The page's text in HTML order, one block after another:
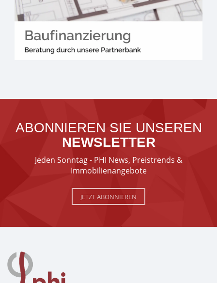
ABONNIEREN SIE UNSEREN
NEWSLETTER
Jeden Sonntag - PHI News, Preistrends &
Immobilienangebote
JETZT ABONNIEREN